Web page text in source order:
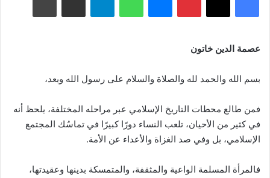
عصمة الدين خاتون
بسم الله والحمد لله والصلاة والسلام على رسول الله وبعد،
فمن طالع محطات التاريخ الإسلامي عبر مراحله المختلفة، يلحظ أنه
في كثير من الأحيان، تلعب النساء دورًا كبيرًا في تماسُك المجتمع
الإسلامي، بل وفي صد الغزاة والأعداء عن الأمة.
فالمرأة المسلمة الواعية والمثقفة، والمتمسكة بدينها وعقيدتها،